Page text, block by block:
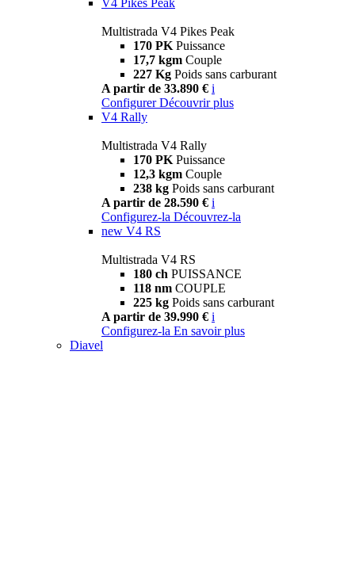
Multistrada V4 Pikes Peak
170 PK Puissance
17,7 kgm Couple
227 Kg Poids sans carburant
A partir de 33.890 € i
Configurer Découvrir plus
V4 Rally
Multistrada V4 Rally
170 PK Puissance
12,3 kgm Couple
238 kg Poids sans carburant
A partir de 28.590 € i
Configurez-la Découvrez-la
new V4 RS
Multistrada V4 RS
180 ch PUISSANCE
118 nm COUPLE
225 kg Poids sans carburant
A partir de 39.990 € i
Configurez-la En savoir plus
Diavel